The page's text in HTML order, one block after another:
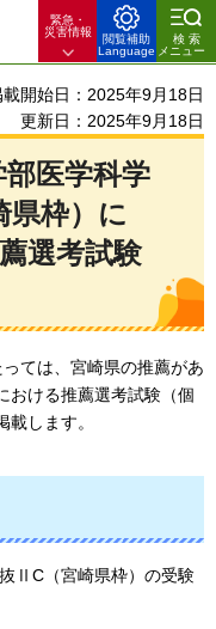
緊急・
災害情報
閲覧補助
Language
検索
メニュー
載開始日：2025年9月18日
更新日：2025年9月18日
医学科学
枠）に
選考試験
ては、宮崎県の推薦があ
おける推薦選考試験（個
載します。
ⅡC（宮崎県枠）の受験